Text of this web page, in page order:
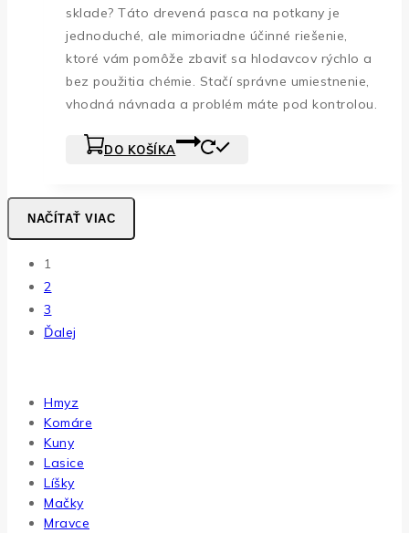
sklade? Táto drevená pasca na potkany je
jednoduché, ale mimoriadne účinné riešenie,
ktoré vám pomôže zbaviť sa hlodavcov rýchlo a
bez použitia chémie. Stačí správne umiestnenie,
vhodná návnada a problém máte pod kontrolou.
DO KOŠÍKA
NAČÍTAŤ VIAC
1
2
3
Ďalej
Hmyz
Komáre
Kuny
Lasice
Líšky
Mačky
Mravce